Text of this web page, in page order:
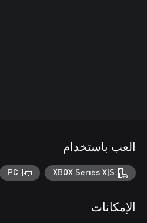
العب باستخدام
XBOX Series X|S
PC
الإمكانات